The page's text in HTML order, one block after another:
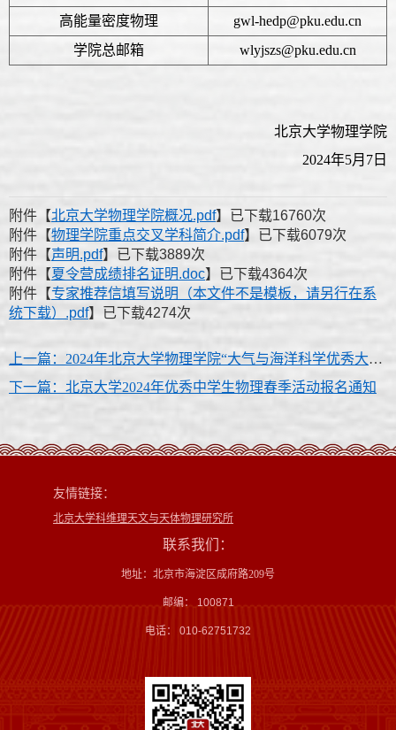
高能量密度物理
gwl-hedp@pku.edu.cn
学院总邮箱
wlyjszs@pku.edu.cn
北京大学物理学院
2024年5月7日
附件【北京大学物理学院概况.pdf】已下载16760次
附件【物理学院重点交叉学科简介.pdf】已下载6079次
附件【声明.pdf】已下载3889次
附件【夏令营成绩排名证明.doc】已下载4364次
附件【专家推荐信填写说明（本文件不是模板，请另行在系
统下载）.pdf】已下载4274次
上一篇：2024年北京大学物理学院“大气与海洋科学优秀大学生夏令营”参营通知
下一篇：北京大学2024年优秀中学生物理春季活动报名通知
友情链接：
北京大学科维理天文与天体物理研究所
联系我们：
地址：北京市海淀区成府路209号
邮编： 100871
电话： 010-62751732